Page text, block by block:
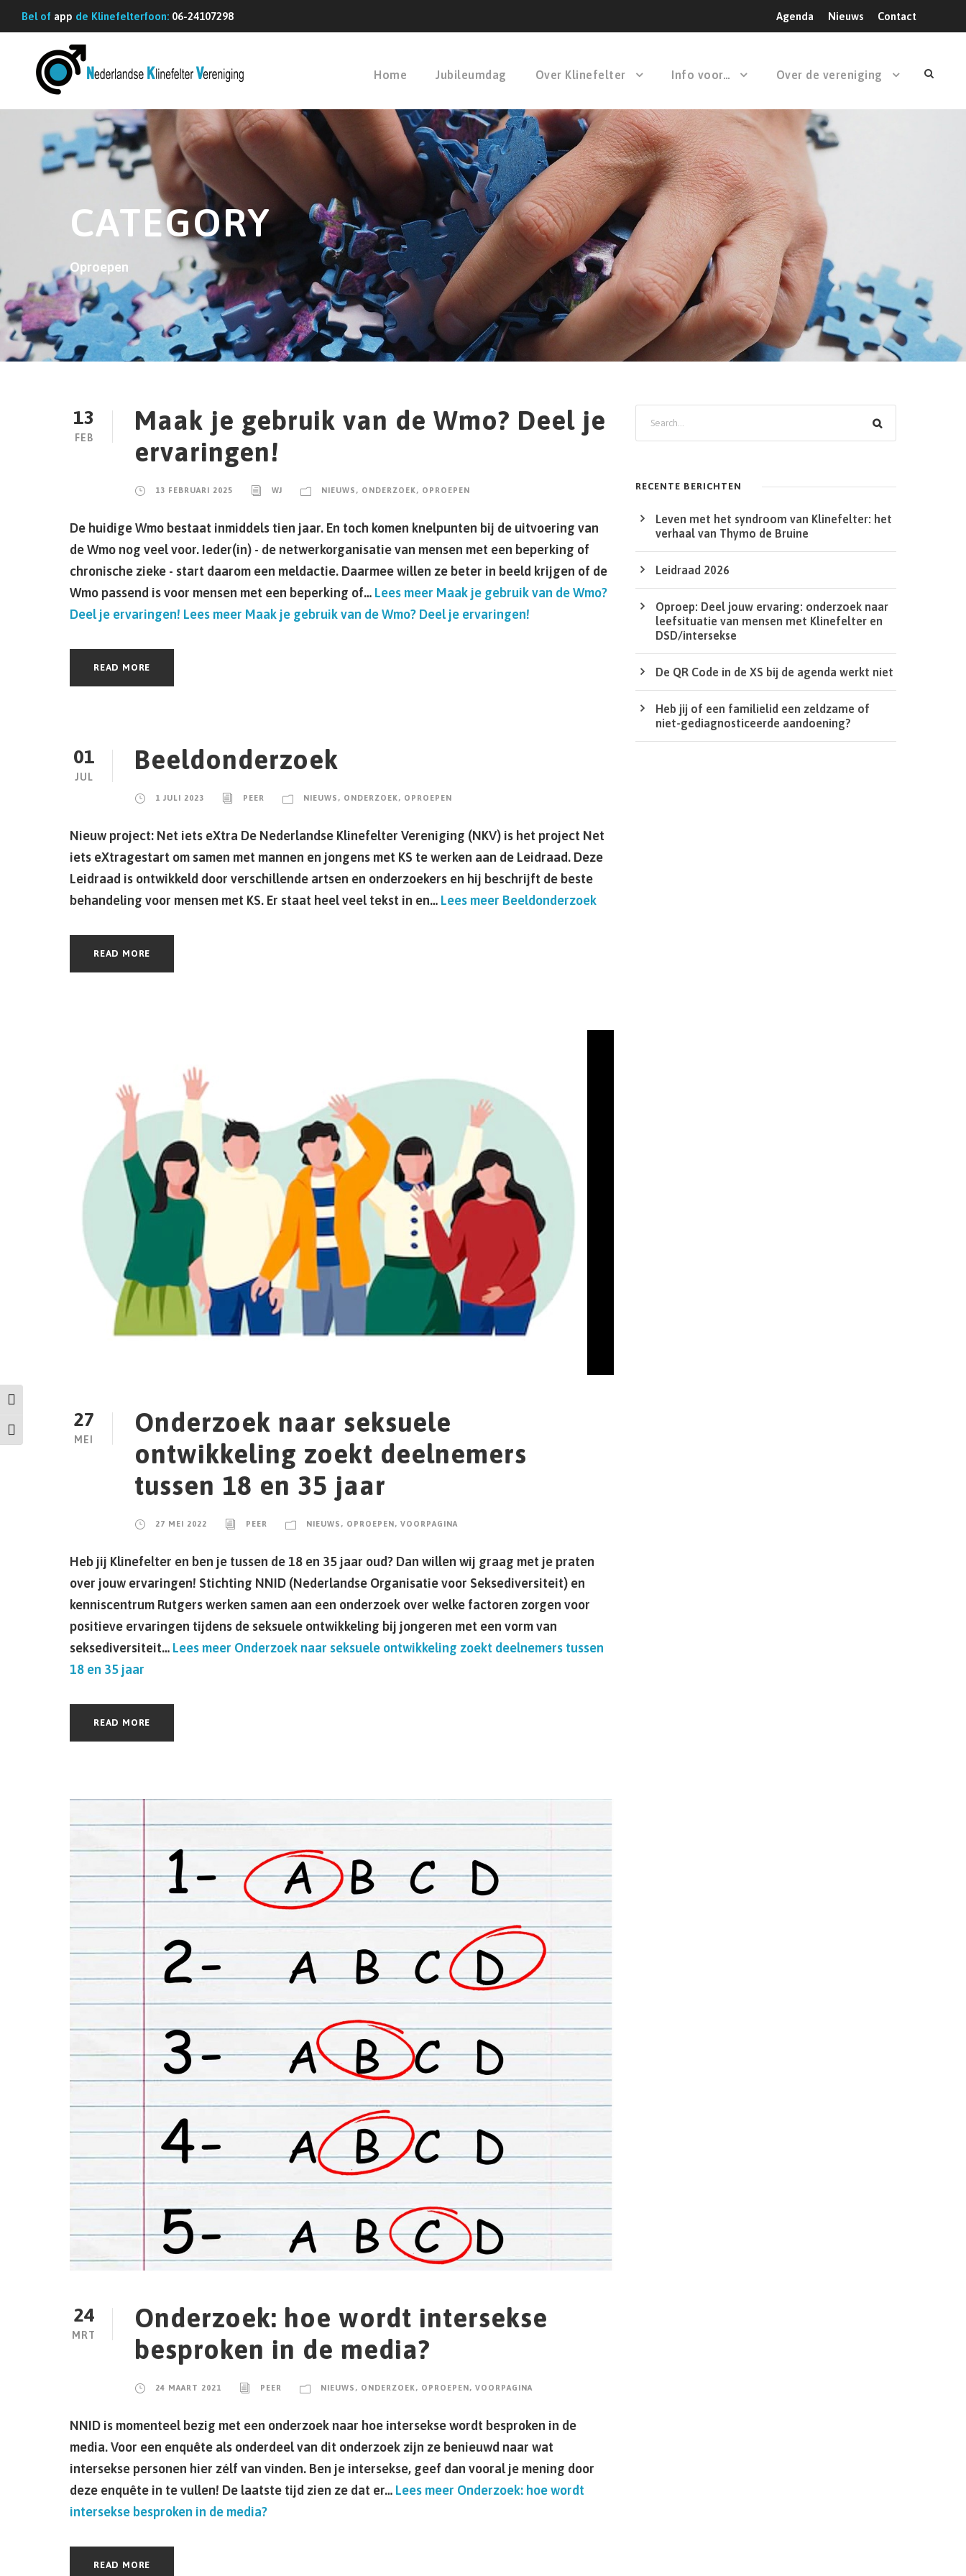
a
u
d
Keuze voor hoog contrast
Kies grootte van het lettertype
Bel of app de Klinefelterfoon: 06-24107298 Agenda Nieuws Contact
Home Jubileumdag Over Klinefelter Info voor… Over de vereniging
CATEGORY
Oproepen
13
FEB
Maak je gebruik van de Wmo? Deel je
ervaringen!
13 FEBRUARI 2025 WJ NIEUWS , ONDERZOEK , OPROEPEN
De huidige Wmo bestaat inmiddels tien jaar. En toch komen knelpunten bij de uitvoering van
de Wmo nog veel voor. Ieder(in) - de netwerkorganisatie van mensen met een beperking of
chronische zieke - start daarom een meldactie. Daarmee willen ze beter in beeld krijgen of de
Wmo passend is voor mensen met een beperking of… Lees meer Maak je gebruik van de Wmo?
Deel je ervaringen! Lees meer Maak je gebruik van de Wmo? Deel je ervaringen!
READ MORE
01
JUL
Beeldonderzoek
1 JULI 2023 PEER NIEUWS , ONDERZOEK , OPROEPEN
Nieuw project: Net iets eXtra De Nederlandse Klinefelter Vereniging (NKV) is het project Net
iets eXtragestart om samen met mannen en jongens met KS te werken aan de Leidraad. Deze
Leidraad is ontwikkeld door verschillende artsen en onderzoekers en hij beschrijft de beste
behandeling voor mensen met KS. Er staat heel veel tekst in en… Lees meer Beeldonderzoek
READ MORE
27
MEI
Onderzoek naar seksuele
ontwikkeling zoekt deelnemers
tussen 18 en 35 jaar
27 MEI 2022 PEER NIEUWS , OPROEPEN, VOORPAGINA
Heb jij Klinefelter en ben je tussen de 18 en 35 jaar oud? Dan willen wij graag met je praten
over jouw ervaringen! Stichting NNID (Nederlandse Organisatie voor Seksediversiteit) en
kenniscentrum Rutgers werken samen aan een onderzoek over welke factoren zorgen voor
positieve ervaringen tijdens de seksuele ontwikkeling bij jongeren met een vorm van
seksediversiteit… Lees meer Onderzoek naar seksuele ontwikkeling zoekt deelnemers tussen
18 en 35 jaar
READ MORE
24
MRT
Onderzoek: hoe wordt intersekse
besproken in de media?
24 MAART 2021 PEER NIEUWS , ONDERZOEK , OPROEPEN, VOORPAGINA
NNID is momenteel bezig met een onderzoek naar hoe intersekse wordt besproken in de
media. Voor een enquête als onderdeel van dit onderzoek zijn ze benieuwd naar wat
intersekse personen hier zélf van vinden. Ben je intersekse, geef dan vooral je mening door
deze enquête in te vullen! De laatste tijd zien ze dat er… Lees meer Onderzoek: hoe wordt
intersekse besproken in de media?
READ MORE
n
RECENTE BERICHTEN
Leven met het syndroom van Klinefelter: het
verhaal van Thymo de Bruine
Leidraad 2026
Oproep: Deel jouw ervaring: onderzoek naar
leefsituatie van mensen met Klinefelter en
DSD/intersekse
De QR Code in de XS bij de agenda werkt niet
Heb jij of een familielid een zeldzame of
niet-gediagnosticeerde aandoening?